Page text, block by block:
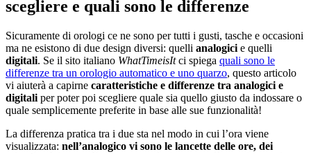
scegliere e quali sono le differenze
Sicuramente di orologi ce ne sono per tutti i gusti, tasche e occasioni
ma ne esistono di due design diversi: quelli analogici e quelli
digitali. Se il sito italiano WhatTimeisItci spiega quali sono le
differenze tra un orologio automatico e uno quarzo, questo articolo
vi aiuterà a capirne caratteristiche e differenze tra analogici e
digitali per poter poi scegliere quale sia quello giusto da indossare o
quale semplicemente preferite in base alle sue funzionalità!
La differenza pratica tra i due sta nel modo in cui l’ora viene
visualizzata: nell’analogico vi sono le lancette delle ore, dei